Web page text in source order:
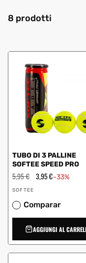
8 prodotti
TUBO DI 3 PALLINE
SOFTEE SPEED PRO
Prezzo
regolare
5,95 € Prezzo
scontato
3,95 €-33%
Fornitore:
SOFTEE
Comparar
AGGIUNGI AL